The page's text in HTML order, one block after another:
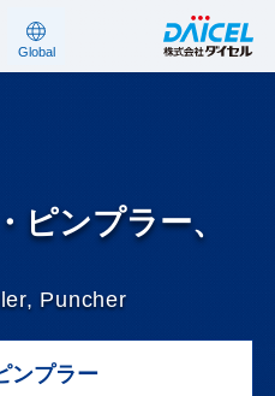
ピンプラー、
Puncher
ンプラー